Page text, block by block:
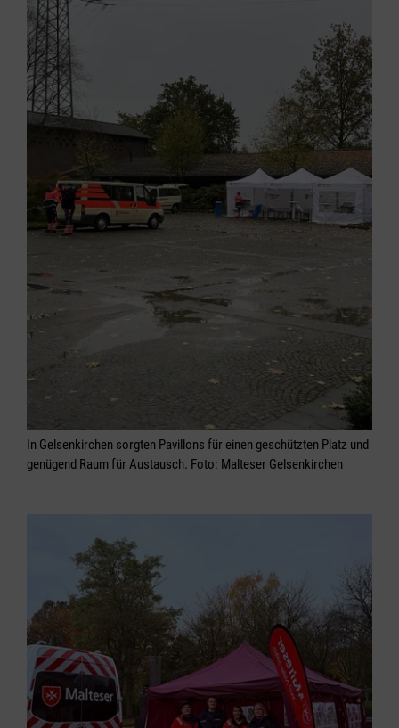
In Gelsenkirchen sorgten Pavillons für einen geschützten Platz und
genügend Raum für Austausch. Foto: Malteser Gelsenkirchen